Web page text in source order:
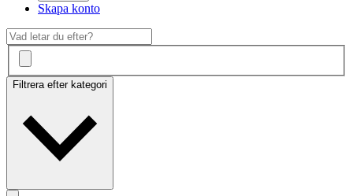
Skapa konto
Filtrera efter kategori